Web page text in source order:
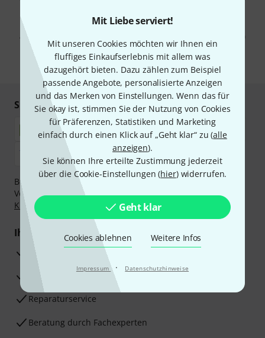
Mit Liebe serviert!
Mit unseren Cookies möchten wir Ihnen ein
fluffiges Einkaufserlebnis mit allem was
dazugehört bieten. Dazu zählen zum Beispiel
passende Angebote, personalisierte Anzeigen
und das Merken von Einstellungen. Wenn das für
Sie okay ist, stimmen Sie der Nutzung von Cookies
für Präferenzen, Statistiken und Marketing
einfach durch einen Klick auf „Geht klar“ zu (alle
anzeigen).
Sie können Ihre erteilte Zustimmung jederzeit
über die Cookie-Einstellungen (hier) widerrufen.
Geht klar
Cookies ablehnen Weitere Infos
Impressum · Datenschutzhinweise
Mit Klick auf „Jetzt anmelden“ stimmen Sie dem Erhalt von E-Mail-
Werbung und einer Messung des E-Mail-Nutzungsverhaltens zu. Die
Abmeldung ist jederzeit möglich. Weitere Informationen finden Sie in
unserenDatenschutzhinweisen.
* Pflichtfeld
Sicher einkaufen & bezahlen
Bezahlen Sie vertraulich und sicher per Nachnahme,
Vorkasse, PayPal, Amazon Pay,Klarna Sofort bezahlen
Klarna Ratenzahlung
oder Kreditkarte.
Ihre Vorteile
3 Jahre Thomann Garantie
30 Tage Money-Back-Garantie
Reparaturservice
Beratung durch Fachexperten